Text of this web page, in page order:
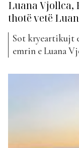
Luana Vjollca,
thotë vetë
Sot kryeartikujt
emrin e Luana
ku si shumë
një shakaje të
t’ju shkruajë